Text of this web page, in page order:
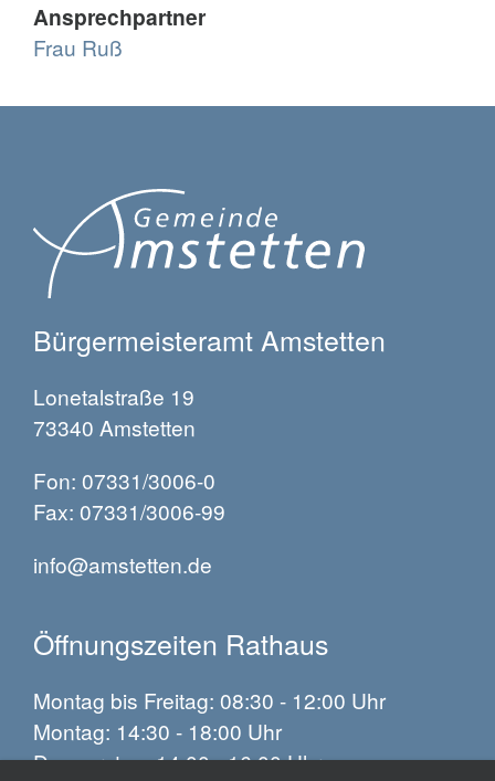
Ansprechpartner
Frau Ruß
Bürgermeisteramt Amstetten
Lonetalstraße 19
73340 Amstetten
Fon: 07331/3006-0
Fax: 07331/3006-99
info@amstetten.de
Öffnungszeiten Rathaus
Montag bis Freitag: 08:30 - 12:00 Uhr
Montag: 14:30 - 18:00 Uhr
Donnerstag: 14:00 - 16:00 Uhr